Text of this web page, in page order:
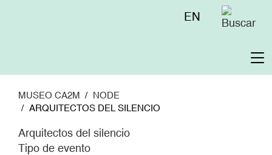
Menú
EN
MUSEO CA2M
NODE
ARQUITECTOS DEL SILENCIO
Arquitectos del silencio
Tipo de evento